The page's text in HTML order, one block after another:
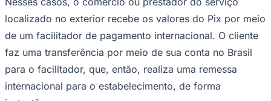
de ser hoje o meio de pagamento mais
utilizado no Brasil, superando o dinheiro
em espécie e os cartões, segundo
informações doBanco Central (BC).